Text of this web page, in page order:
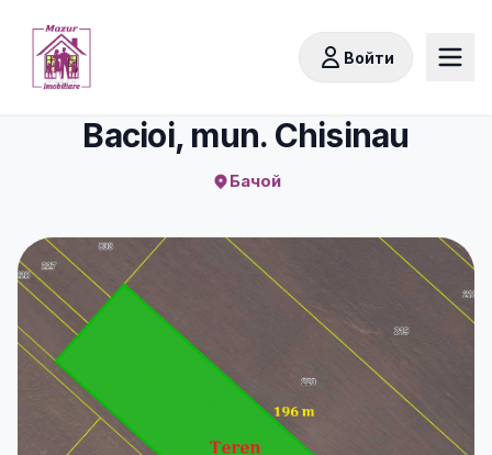
Войти
Bacioi, mun. Chisinau
Бачой